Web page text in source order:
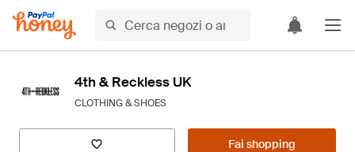
4th & Reckless UK
CLOTHING & SHOES
Fai shopping